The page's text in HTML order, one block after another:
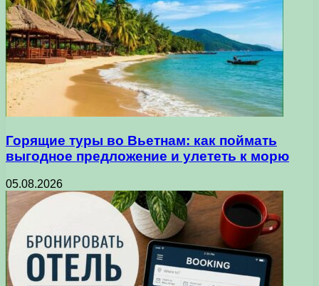
Горящие туры во Вьетнам: как поймать
выгодное предложение и улететь к морю
05.08.2026